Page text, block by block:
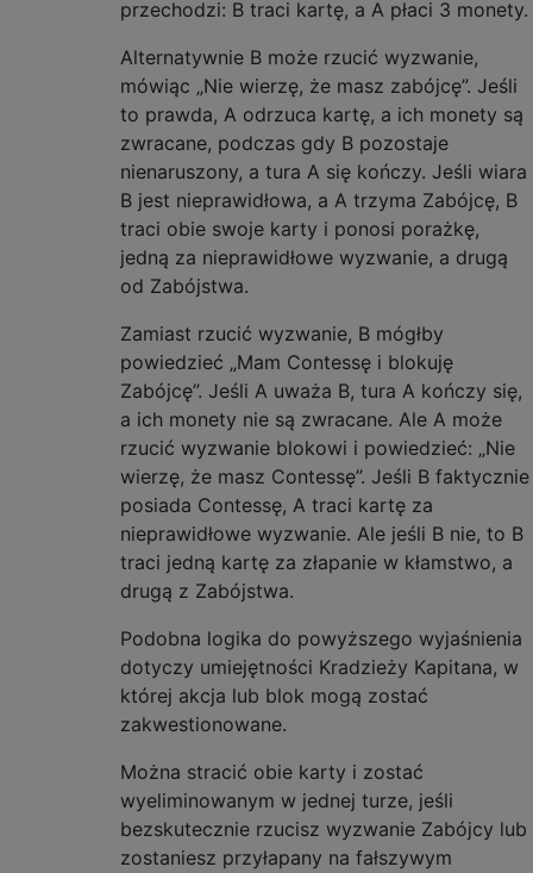
przechodzi: B traci kartę, a A płaci 3 monety.
Alternatywnie B może rzucić wyzwanie,
mówiąc „Nie wierzę, że masz zabójcę”. Jeśli
to prawda, A odrzuca kartę, a ich monety są
zwracane, podczas gdy B pozostaje
nienaruszony, a tura A się kończy. Jeśli wiara
B jest nieprawidłowa, a A trzyma Zabójcę, B
traci obie swoje karty i ponosi porażkę,
jedną za nieprawidłowe wyzwanie, a drugą
od Zabójstwa.
Zamiast rzucić wyzwanie, B mógłby
powiedzieć „Mam Contessę i blokuję
Zabójcę”. Jeśli A uważa B, tura A kończy się,
a ich monety nie są zwracane. Ale A może
rzucić wyzwanie blokowi i powiedzieć: „Nie
wierzę, że masz Contessę”. Jeśli B faktycznie
posiada Contessę, A traci kartę za
nieprawidłowe wyzwanie. Ale jeśli B nie, to B
traci jedną kartę za złapanie w kłamstwo, a
drugą z Zabójstwa.
Podobna logika do powyższego wyjaśnienia
dotyczy umiejętności Kradzieży Kapitana, w
której akcja lub blok mogą zostać
zakwestionowane.
Można stracić obie karty i zostać
wyeliminowanym w jednej turze, jeśli
bezskutecznie rzucisz wyzwanie Zabójcy lub
zostaniesz przyłapany na fałszywym